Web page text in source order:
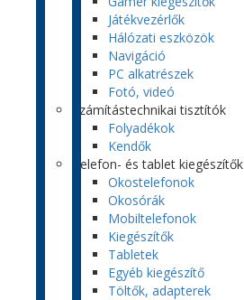
Játékvezérlők
Hálózati eszközök
Navigáció
PC alkatrészek
Fotó, videó
Számítástechnikai tisztítók
Folyadékok
Kendők
Telefon- és tablet kiegészítők
Okostelefonok
Okosórák
Mobiltelefonok
Kiegészítők
Tabletek
Egyéb kiegészítő
Töltők, adapterek